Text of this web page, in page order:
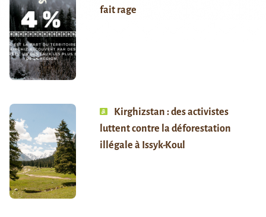
fait rage
Kirghizstan : des activistes
luttent contre la déforestation
illégale à Issyk-Koul